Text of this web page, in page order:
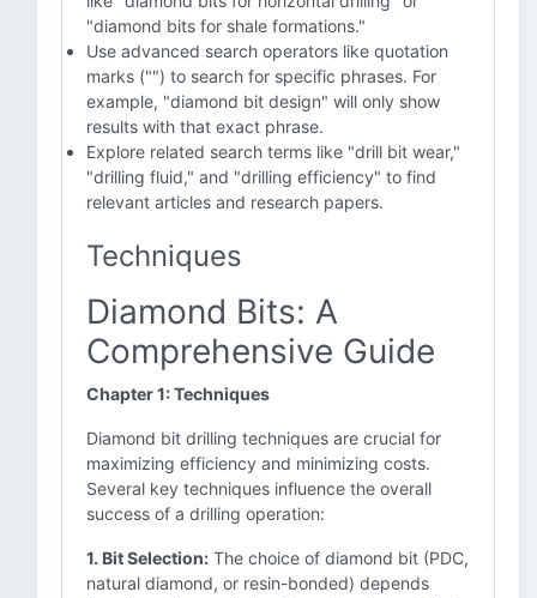
"diamond bits for shale formations."
Use advanced search operators like quotation
marks ("") to search for specific phrases. For
example, "diamond bit design" will only show
results with that exact phrase.
Explore related search terms like "drill bit wear,"
"drilling fluid," and "drilling efficiency" to find
relevant articles and research papers.
Techniques
Diamond Bits: A
Comprehensive Guide
Chapter 1: Techniques
Diamond bit drilling techniques are crucial for
maximizing efficiency and minimizing costs.
Several key techniques influence the overall
success of a drilling operation:
1. Bit Selection: The choice of diamond bit (PDC,
natural diamond, or resin-bonded) depends